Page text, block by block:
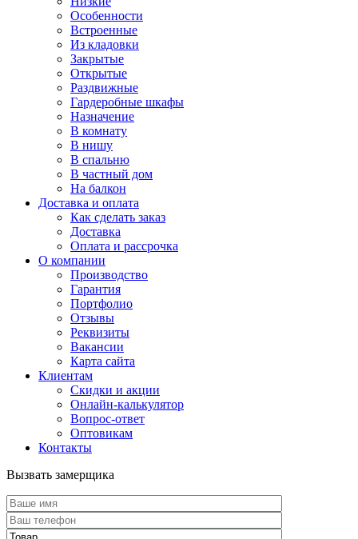
Особенности
Встроенные
Из кладовки
Закрытые
Открытые
Раздвижные
Гардеробные шкафы
Назначение
В комнату
В нишу
В спальню
В частный дом
На балкон
Доставка и оплата
Как сделать заказ
Доставка
Оплата и рассрочка
О компании
Производство
Гарантия
Портфолио
Отзывы
Реквизиты
Вакансии
Карта сайта
Клиентам
Скидки и акции
Онлайн-калькулятор
Вопрос-ответ
Оптовикам
Контакты
Вызвать замерщика